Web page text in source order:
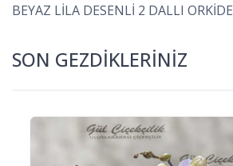
BEYAZ LİLA DESENLİ 2 DALLI ORKİDE
SON GEZDİKLERİNİZ